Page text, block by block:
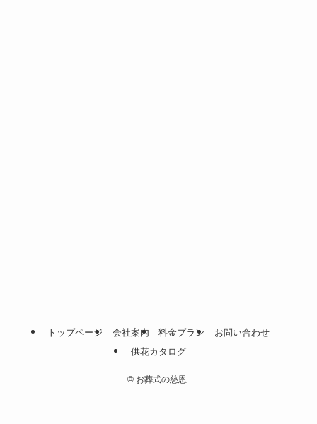
トップページ 会社案内 料金プラン
お問い合わせ
供花カタログ
© お葬式の慈恩.